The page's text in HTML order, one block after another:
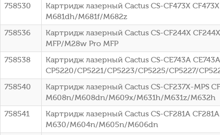
758530
Картридж лазерный Cactus CS-CF473X
M681dh/M681f/M682z
758536
Картридж лазерный Cactus CS-CF244X
MFP/M28w Pro MFP
758538
Картридж лазерный Cactus CS-CE743A
CP5220/CP5221/CP5223/CP5225/CP5227/
758540
Картридж лазерный Cactus CS-CF237X-MPS
M608n/M608dn/M609x/M631h/M631z/M632h
758541
Картридж лазерный Cactus CS-CF281A
M630/M604n/M605n/M606dn